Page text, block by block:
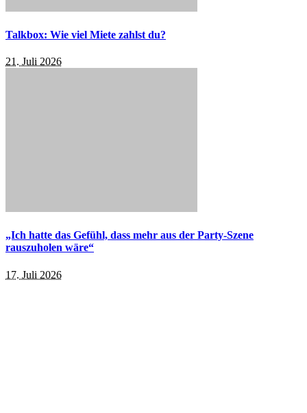
Talkbox: Wie viel Miete zahlst du?
21. Juli 2026
„Ich hatte das Gefühl, dass mehr aus der Party-Szene
rauszuholen wäre“
17. Juli 2026